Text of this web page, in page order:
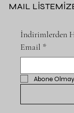
MAIL
İndirimlerden
Email *
Abone